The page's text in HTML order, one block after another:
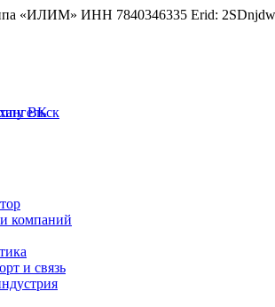
«ИЛИМ» ИНН 7840346335 Erid:
компаний
и связь